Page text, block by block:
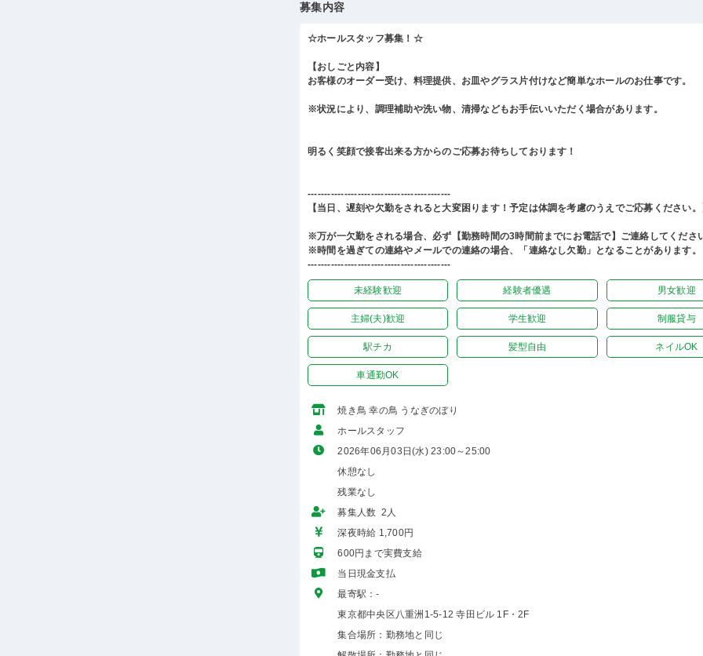
募集内容
☆ホールスタッフ募集！☆
【おしごと内容】
お客様のオーダー受け、料理提供、お皿やグラス片付けなど簡単なホールのお仕事です。
※状況により、調理補助や洗い物、清掃などもお手伝いいただく場合があります。
明るく笑顔で接客出来る方からのご応募お待ちしております！
-------------------------------------------
【当日、遅刻や欠勤をされると大変困ります！予定は体調を考慮のうえでご応募ください
※万が一欠勤をされる場合、必ず【勤務時間の3時間前までにお電話で】ご連絡してくださ
※時間を過ぎての連絡やメールでの連絡の場合、「連絡なし欠勤」となることがあります。
-------------------------------------------
未経験歓迎 経験者優遇 男女歓迎
主婦(夫)歓迎 学生歓迎 制服貸与
駅チカ 髪型自由 ネイルOK
車通勤OK
焼き鳥 幸の鳥 うなぎのぼり
ホールスタッフ
2026年06月03日(水) 23:00～25:00
休憩なし
残業なし
募集人数 2人
深夜時給 1,700円
600円まで実費支給
当日現金支払
最寄駅：-
東京都中央区八重洲1-5-12 寺田ビル 1F・2F
集合場所：勤務地と同じ